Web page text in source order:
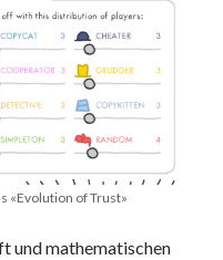
«Evolution of Trust»
und mathematischen